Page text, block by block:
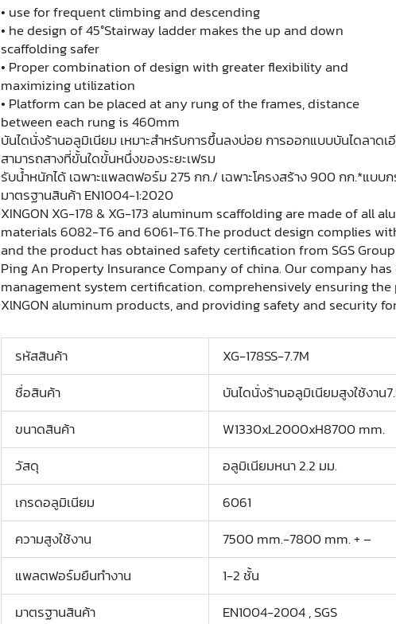
• use for frequent climbing and descending
• he design of 45°Stairway ladder makes the up and down
scaffolding safer
• Proper combination of design with greater flexibility and
maximizing utilization
• Platform can be placed at any rung of the frames, distance
between each rung is 460mm
บันไดนั่งร้านอลูมิเนียม เหมาะสำหรับการขึ้นลงบ่อย การออกแบบบันไดลา
สามารถสางที่ขั้นใดขั้นหนึ่งของระยะเฟรม
รับน้ำหนักได้ เฉพาะแพลตฟอร์ม 275 กก./ เฉพาะโครงสร้าง 900 กก.*แบบ
มาตรฐานสินค้า EN1004-1:2020
XINGON XG-178 & XG-173 aluminum scaffolding are made of
materials 6082-T6 and 6061-T6.The product design complies
and the product has obtained safety certification from SGS
Ping An Property Insurance Company of china. Our company
management system certification. comprehensively ensuring
XlNGON aluminum products, and providing safety and security
รหัสสินค้า
XG-178SS-7.7M
ชื่อสินค้า
บันไดนั่งร้านอลูมิเนียมสูงใช้งาน
ขนาดสินค้า
W1330xL2000xH8700 mm.
วัสดุ
อลูมิเนียมหนา 2.2 มม.
เกรดอลูมิเนียม
6061
ความสูงใช้งาน
7500 mm.-7800 mm. + –
แพลตฟอร์มยืนทำงาน
1-2 ชั้น
มาตรฐานสินค้า
EN1004-2004 , SGS